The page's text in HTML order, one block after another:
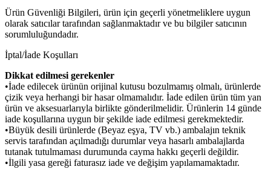
Ürün Güvenliği Bilgileri, ürün için geçerli yönetmeliklere uygun
olarak satıcılar tarafından sağlanmaktadır ve bu bilgiler satıcının
sorumluluğundadır.
İptal/İade Koşulları
Dikkat edilmesi gerekenler
•İade edilecek ürünün orijinal kutusu bozulmamış olmalı, ürünlerde
çizik veya herhangi bir hasar olmamalıdır. İade edilen ürün tüm yan
ürün ve aksesuarlarıyla birlikte gönderilmelidir. Ürünlerin 14 günde
iade koşullarına uygun bir şekilde iade edilmesi gerekmektedir.
•Büyük desili ürünlerde (Beyaz eşya, TV vb.) ambalajın teknik
servis tarafından açılmadığı durumlar veya hasarlı ambalajlarda
tutanak tutulmaması durumunda cayma hakkı geçerli değildir.
•İlgili yasa gereği faturasız iade ve değişim yapılamamaktadır.